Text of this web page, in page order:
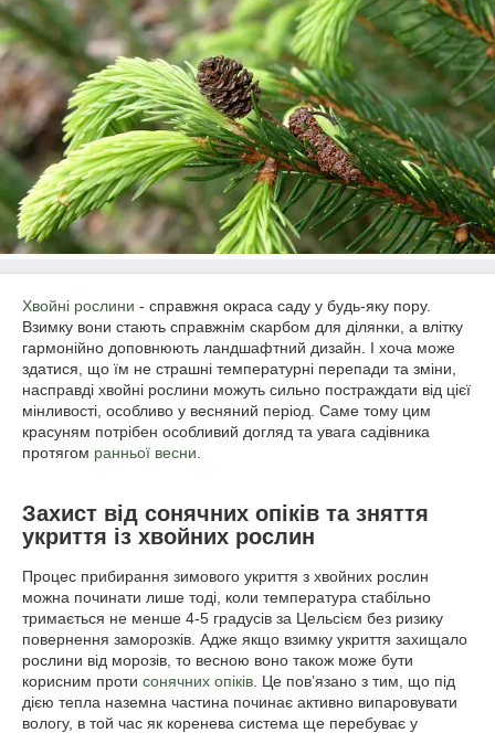
Хвойні рослини - справжня окраса саду у будь-яку пору.
Взимку вони стають справжнім скарбом для ділянки, а влітку
гармонійно доповнюють ландшафтний дизайн. І хоча може
здатися, що їм не страшні температурні перепади та зміни,
насправді хвойні рослини можуть сильно постраждати від цієї
мінливості, особливо у весняний період. Саме тому цим
красуням потрібен особливий догляд та увага садівника
протягом ранньої весни
Захист від сонячних опіків та зняття
укриття із хвойних рослин
Процес прибирання зимового укриття з хвойних рослин
можна починати лише тоді, коли температура стабільно
тримається не менше 4-5 градусів за Цельсієм без ризику
повернення заморозків. Адже якщо взимку укриття захищало
рослини від морозів, то весною воно також може бути
корисним проти сонячних опіків . Це пов’язано з тим, що під
дією тепла наземна частина починає активно випаровувати
вологу, в той час як коренева система ще перебуває у